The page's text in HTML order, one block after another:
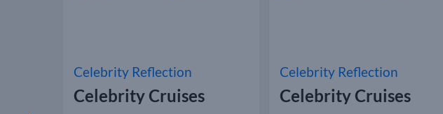
Celebrity Reflection
Celebrity Cruises
Celebrity Reflection
Celebrity Cruises